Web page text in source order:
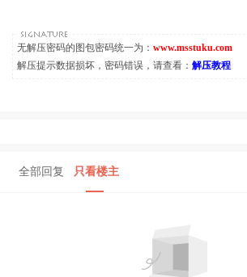
无解压密码的图包密码统一为： www.msstuku.com
解压提示数据损坏，密码错误，请查看： 解压教程
全部回复 只看楼主